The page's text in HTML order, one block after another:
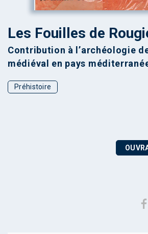
Les Fouilles de
Contribution à l’archéologie
médiéval en pays
Préhistoire